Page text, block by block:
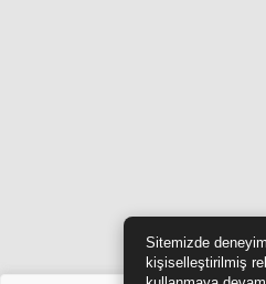
Sitemizde
kişiselleştirilmiş